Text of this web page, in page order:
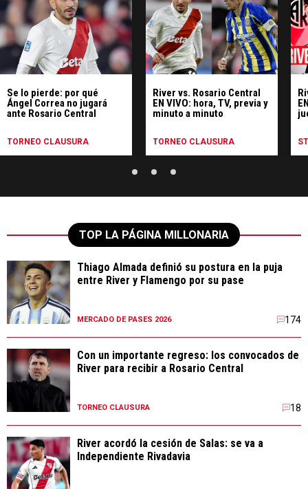
Se lo pierde: por qué
Ángel Correa no jugará
ante Rosario Central
TORNEO CLAUSURA
River vs. Rosario Central
EN VIVO: hora, TV, previa y
minuto a minuto
TORNEO CLAUSURA
TOP LA PÁGINA MILLONARIA
Thiago Almada definió su postura en la puja
entre River y Flamengo por su pase
MERCADO DE PASES 2026 174
Con un importante regreso: los convocados de
River para recibir a Rosario Central
TORNEO CLAUSURA 18
River acordó la cesión de Salas: se va a
Independiente Rivadavia